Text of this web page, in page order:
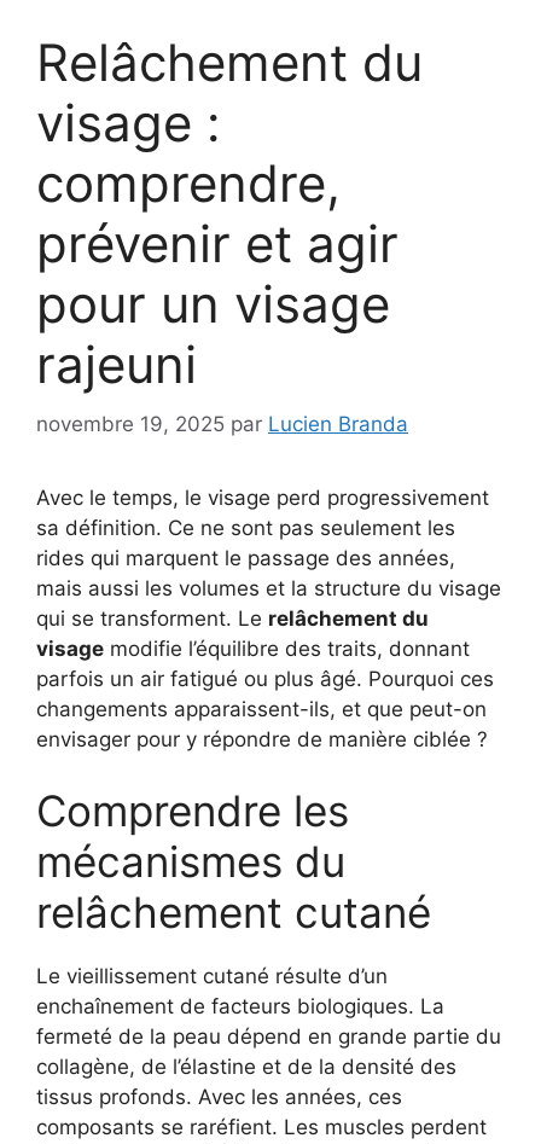
Relâchement du
visage :
comprendre,
prévenir et agir
pour un visage
rajeuni
novembre 19, 2025 par Lucien Branda
Avec le temps, le visage perd progressivement
sa définition. Ce ne sont pas seulement les
rides qui marquent le passage des années,
mais aussi les volumes et la structure du visage
qui se transforment. Le relâchement du
visage modifie l’équilibre des traits, donnant
parfois un air fatigué ou plus âgé. Pourquoi ces
changements apparaissent-ils, et que peut-on
envisager pour y répondre de manière ciblée ?
Comprendre les
mécanismes du
relâchement cutané
Le vieillissement cutané résulte d’un
enchaînement de facteurs biologiques. La
fermeté de la peau dépend en grande partie du
collagène, de l’élastine et de la densité des
tissus profonds. Avec les années, ces
composants se raréfient. Les muscles perdent